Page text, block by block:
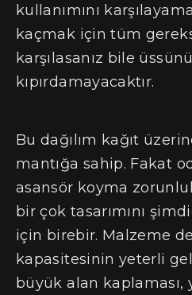
kullanımını
kaçmak için tüm
karşılasanız bile
kıpırdamayacaktır.
Bu dağılım kağıt
mantığa sahip. Fakat
asansör koyma
bir çok tasarımını
için birebir. Malzeme
kapasitesinin yeterli
büyük alan kaplaması,